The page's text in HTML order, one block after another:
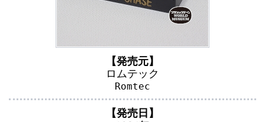
【発売元】
ロムテック
Romtec
【発売日】